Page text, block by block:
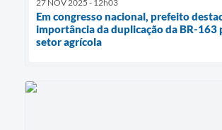
27 NOV 2025 - 12h03
Em congresso nacional, prefeito
importância da duplicação da BR-163
setor agrícola